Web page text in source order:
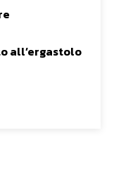
all’ergastolo